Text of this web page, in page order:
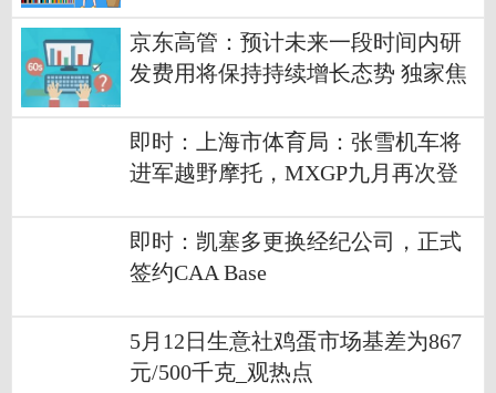
京东高管：预计未来一段时间内研
发费用将保持持续增长态势 独家焦
即时：上海市体育局：张雪机车将
进军越野摩托，MXGP九月再次登
即时：凯塞多更换经纪公司，正式
签约CAA Base
5月12日生意社鸡蛋市场基差为867
元/500千克_观热点